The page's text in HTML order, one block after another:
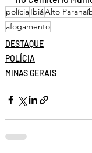
políciaIbiáAlto
afogamento
DESTAQUE
POLÍCIA
MINAS GERAIS